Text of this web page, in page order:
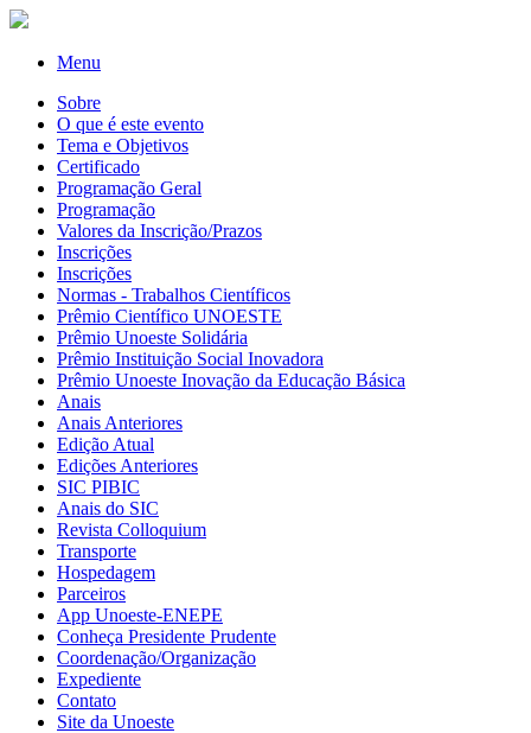
Menu
Sobre
O que é este evento
Tema e Objetivos
Certificado
Programação Geral
Programação
Valores da Inscrição/Prazos
Inscrições
Inscrições
Normas - Trabalhos Científicos
Prêmio Científico UNOESTE
Prêmio Unoeste Solidária
Prêmio Instituição Social Inovadora
Prêmio Unoeste Inovação da Educação Básica
Anais
Anais Anteriores
Edição Atual
Edições Anteriores
SIC PIBIC
Anais do SIC
Revista Colloquium
Transporte
Hospedagem
Parceiros
App Unoeste-ENEPE
Conheça Presidente Prudente
Coordenação/Organização
Expediente
Contato
Site da Unoeste